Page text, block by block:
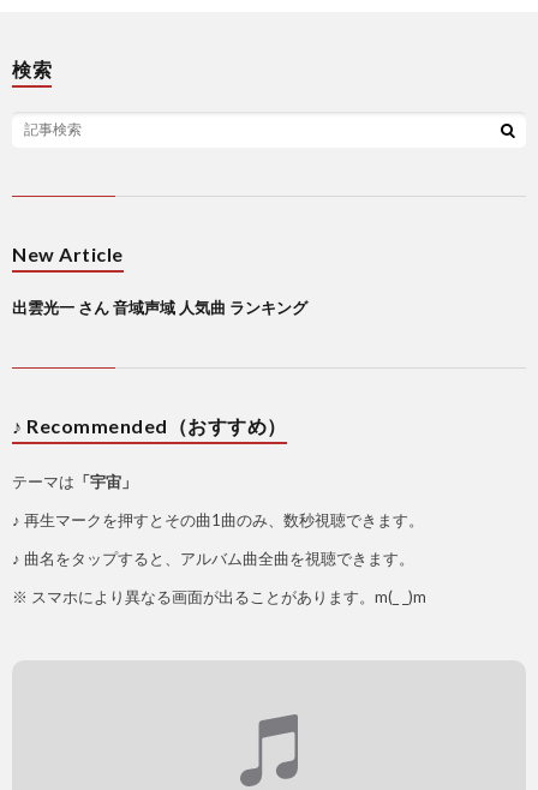
検索
New Article
出雲光一 さん 音域声域 人気曲 ランキング
♪ Recommended（おすすめ）
テーマは 「宇宙」
♪ 再生マークを押すとその曲1曲のみ、数秒視聴できます。
♪ 曲名をタップすると、アルバム曲全曲を視聴できます。
※ スマホにより異なる画面が出ることがあります。m(_ _)m